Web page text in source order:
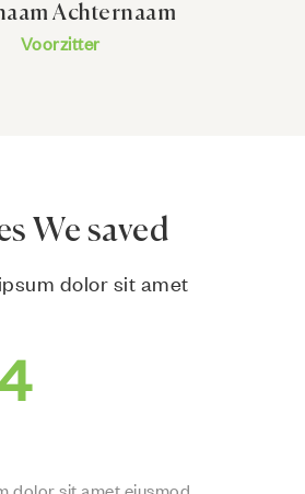
Achternaam
Voorzitter
We saved
dolor sit amet